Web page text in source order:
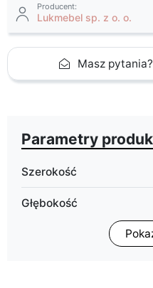
Producent:
Lukmebel sp. z o. o.
Masz
Parametry
Szerokość
Głębokość